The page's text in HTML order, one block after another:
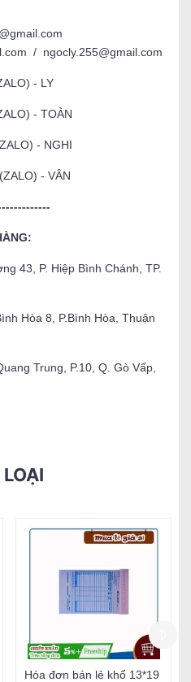
/ ngocly.255@gmail.com
- LY
- TOÀN
- NGHI
- VÂN
43, P. Hiệp Bình Chánh, TP.
Hòa 8, P.Bình Hòa, Thuận
Trung, P.10, Q. Gò Vấp,
Hóa đơn bán lẻ khổ 13*19